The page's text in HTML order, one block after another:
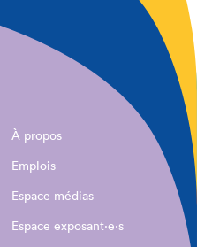
À propos
Emplois
Espace médias
Espace exposant·e⋅s